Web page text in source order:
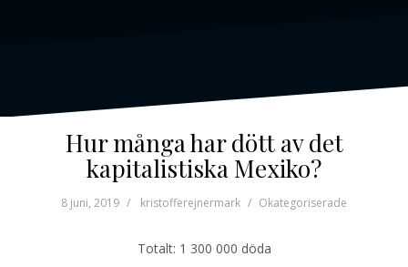
Hur många har dött av det
kapitalistiska Mexiko?
8 juni, 2019 kristofferejnermark Okategoriserade
Totalt: 1 300 000 döda